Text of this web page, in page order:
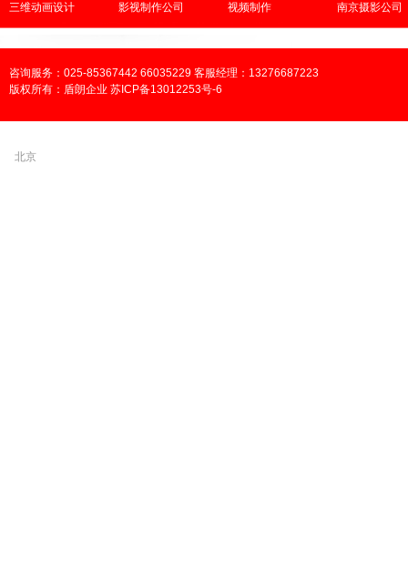
三维动画设计
影视制作公司 视频制作 南京摄影公司
咨询服务：025-85367442 66035229 客服经理：13276687223
版权所有：盾朗企业 苏ICP备13012253号-6
北京